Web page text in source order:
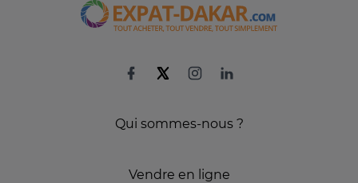
Qui sommes-nous ?
Vendre en ligne